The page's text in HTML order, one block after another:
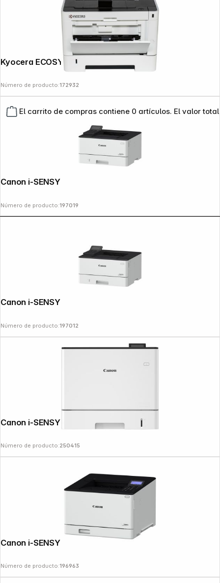
El carrito de compras contiene 0 artículos. El valor
Kyocera ECOSYS PA 4000 x
Número de producto:172932
Canon i-SENSYS LBP 246 dw II
Número de producto:197019
Canon i-SENSYS LBP 243 dw II
Número de producto:197012
Canon i-SENSYS LBP 732 Cdw
Número de producto:250415
Canon i-SENSYS LBP 673 Cdw II
Número de producto:196963
Copyright © 2000 - 2026 DIFOX. All rights reserved.